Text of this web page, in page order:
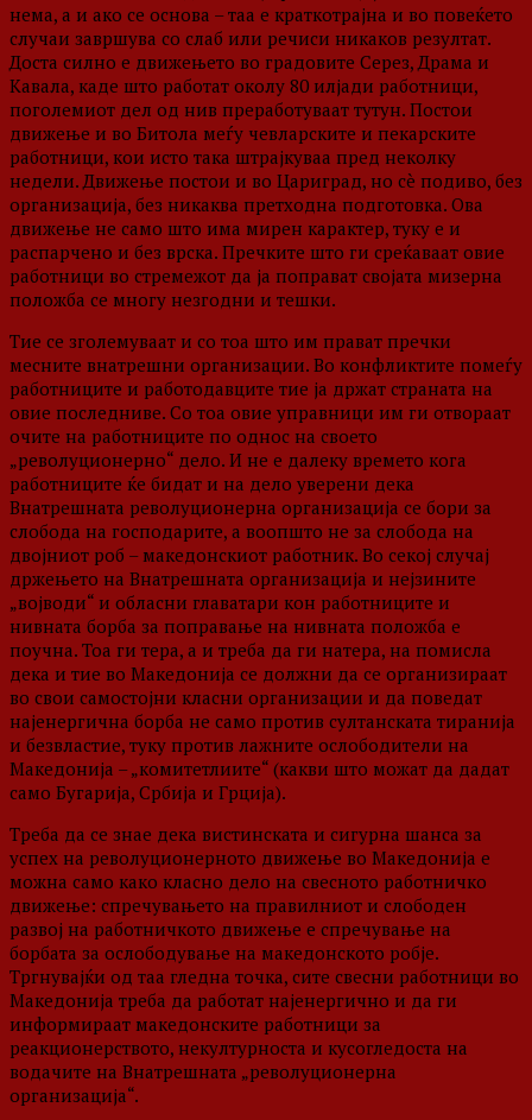
нема, а и ако се основа – таа е краткотрајна и во повеќето
случаи завршува со слаб или речиси никаков резултат.
Доста силно е движењето во градовите Серез, Драма и
Кавала, каде што работат околу 80 илјади работници,
поголемиот дел од нив преработуваат тутун. Постои
движење и во Битола меѓу чевларските и пекарските
работници, кои исто така штрајкуваа пред неколку
недели. Движење постои и во Цариград, но сè подиво, без
организација, без никаква претходна подготовка. Ова
движење не само што има мирен карактер, туку е и
распарчено и без врска. Пречките што ги среќаваат овие
работници во стремежот да ја поправат својата мизерна
положба се многу незгодни и тешки.
Тие се зголемуваат и со тоа што им прават пречки
месните внатрешни организации. Во конфликтите помеѓу
работниците и работодавците тие ја држат страната на
овие последниве. Со тоа овие управници им ги отвораат
очите на работниците по однос на своето
„револуционерно“ дело. И не е далеку времето кога
работниците ќе бидат и на дело уверени дека
Внатрешната револуционерна организација се бори за
слобода на господарите, а воопшто не за слобода на
двојниот роб – македонскиот работник. Во секој случај
држењето на Внатрешната организација и нејзините
„војводи“ и обласни главатари кон работниците и
нивната борба за поправање на нивната положба е
поучна. Тоа ги тера, а и треба да ги натера, на помисла
дека и тие во Македонија се должни да се организираат
во свои самостојни класни организации и да поведат
најенергична борба не само против султанската тиранија
и безвластие, туку против лажните ослободители на
Македонија – „комитетлиите“ (какви што можат да дадат
само Бугарија, Србија и Грција).
Треба да се знае дека вистинската и сигурна шанса за
успех на револуционерното движење во Македонија е
можна само како класно дело на свесното работничко
движење: спречувањето на правилниот и слободен
развој на работничкото движење е спречување на
борбата за ослободување на македонското робје.
Тргнувајќи од таа гледна точка, сите свесни работници во
Македонија треба да работат најенергично и да ги
информираат македонските работници за
реакционерството, некултурноста и кусогледоста на
водачите на Внатрешната „револуционерна
организација“.